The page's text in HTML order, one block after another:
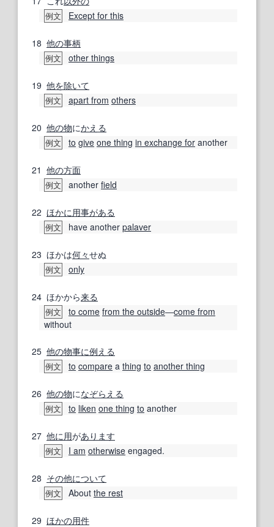
例文 Except for this
18 他の事柄
例文 other things
19 他を除いて
例文 apart from others
20 他の物にかえる
例文 to give one thing in exchange for another
21 他の方面
例文 another field
22 ほかに 用事がある
例文 have another palaver
23 ほかは何々せぬ
例文 only
24 ほかから来る
例文 to come from the outside―come from
without
25 他の物事に例える
例文 to compare a thing to another thing
26 他の物になぞらえる
例文 to liken one thing to another
27 他に 用があります
例文 I am otherwise engaged.
28 その他について
例文 About the rest
29 ほかの用件